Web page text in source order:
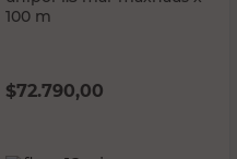
100 m
$72.790,00